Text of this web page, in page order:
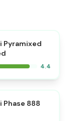
Pyramixed
4.4
Phase 888